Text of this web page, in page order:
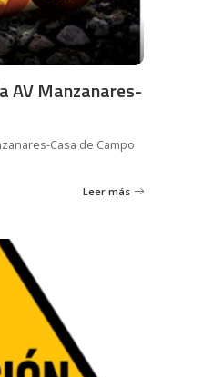
AV Manzanares-
Casa de Campo
Leer más